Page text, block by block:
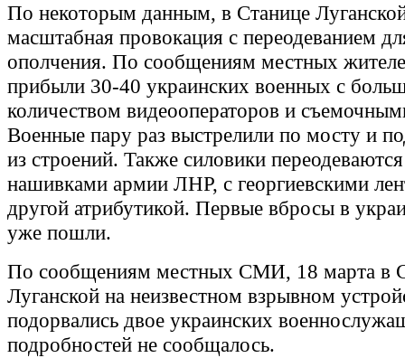
По некоторым данным, в Станице
масштабная провокация с переодеванием
ополчения. По сообщениям местных
прибыли 30-40 украинских военных с
количеством видеооператоров и
Военные пару раз выстрелили по мосту и
из строений. Также силовики
нашивками армии ЛНР, с георгиевскими
другой атрибутикой. Первые вбросы в
уже пошли.
По сообщениям местных СМИ, 18 марта в
Луганской на неизвестном взрывном
подорвались двое украинских
подробностей не сообщалось.